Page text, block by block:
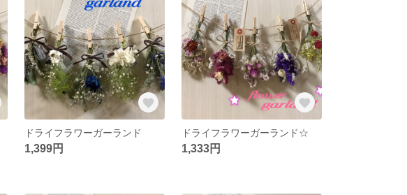
ドライフラワーガーランド
1,399円
ドライフラワーガーランド☆
1,333円